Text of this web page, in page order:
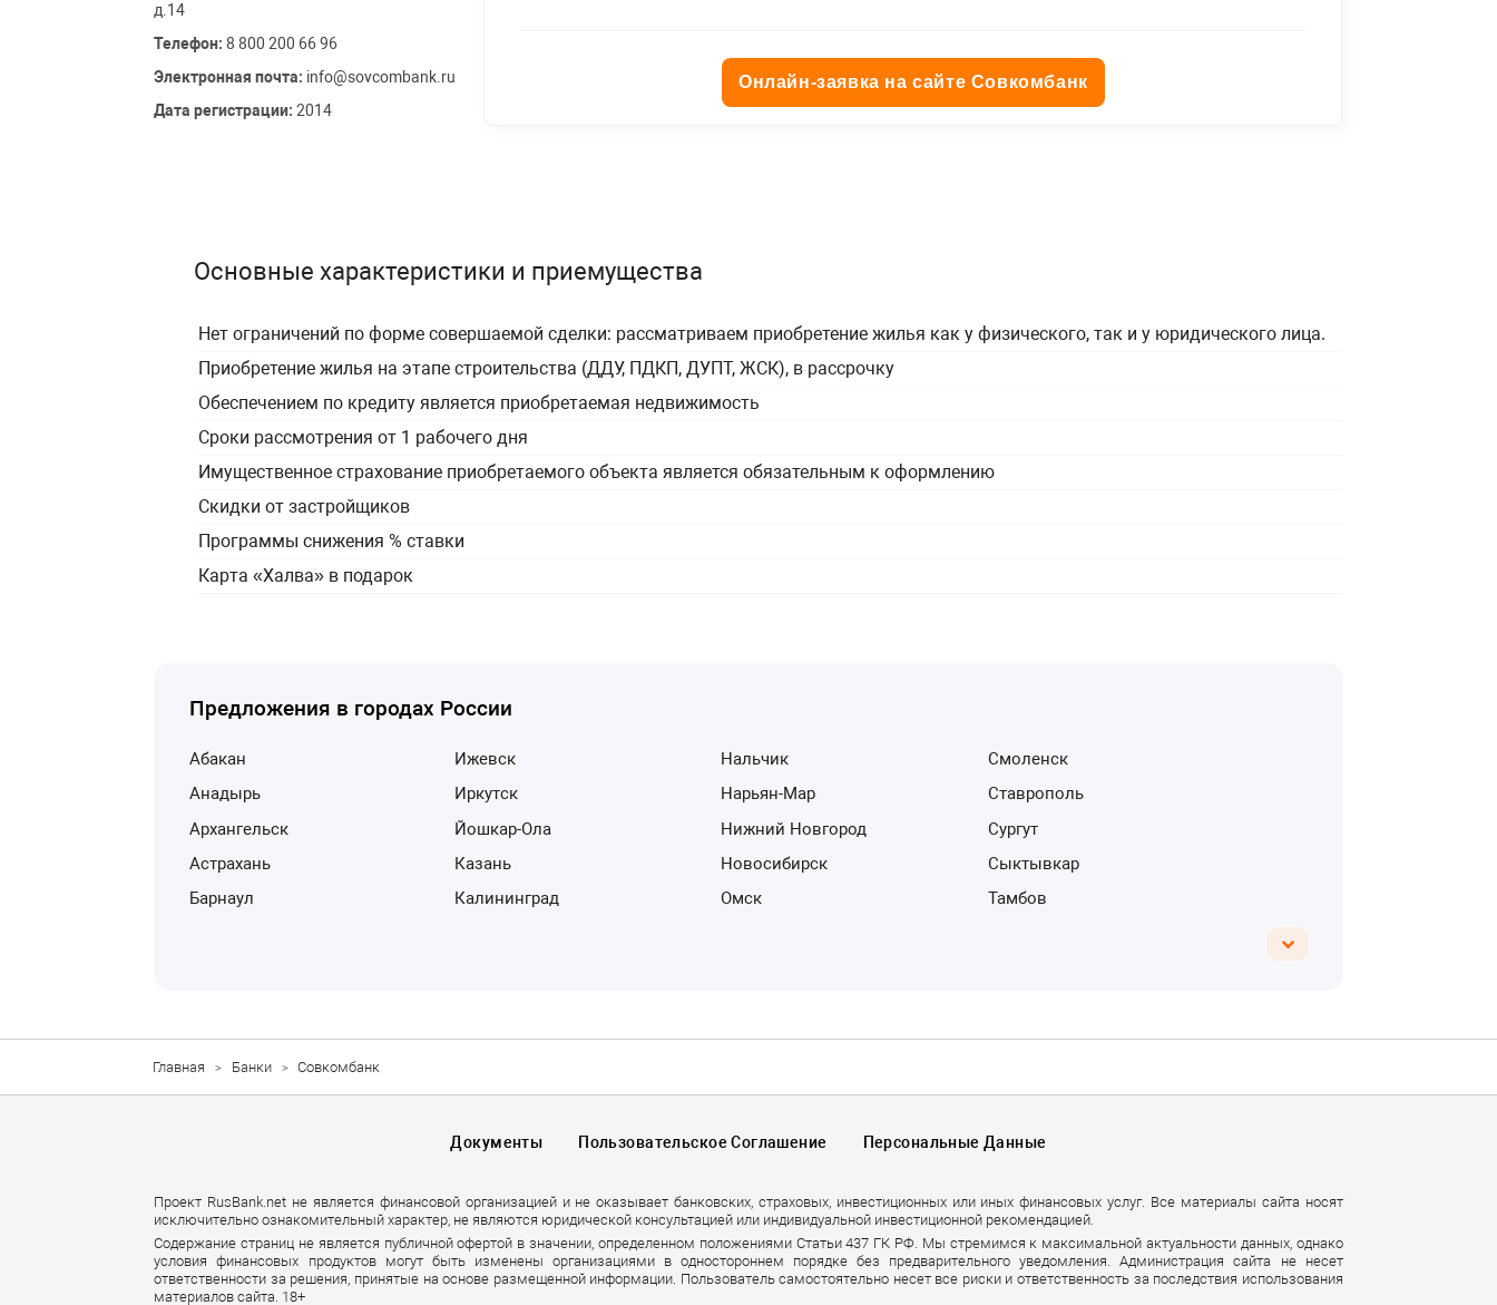
д.14
Телефон: 8 800 200 66 96
Электронная почта: info@sovcombank.ru
Дата регистрации: 2014
Онлайн-заявка на сайте Совкомбанк
Основные характеристики и приемущества
Нет ограничений по форме совершаемой сделки: рассматриваем приобретение жилья как у физического, так и у юридического лица.
Приобретение жилья на этапе строительства (ДДУ, ПДКП, ДУПТ, ЖСК), в рассрочку
Обеспечением по кредиту является приобретаемая недвижимость
Сроки рассмотрения от 1 рабочего дня
Имущественное страхование приобретаемого объекта является обязательным к оформлению
Скидки от застройщиков
Программы снижения % ставки
Карта «Халва» в подарок
Предложения в городах России
Абакан
Анадырь
Архангельск
Астрахань
Барнаул
Ижевск
Иркутск
Йошкар-Ола
Казань
Калининград
Нальчик
Нарьян-Мар
Нижний Новгород
Новосибирск
Омск
Смоленск
Ставрополь
Сургут
Сыктывкар
Тамбов
Главная Банки Совкомбанк
Документы Пользовательское Соглашение Персональные Данные
Проект RusBank.net не является финансовой организацией и не оказывает банковских, страховых, инвестиционных или иных финансовых услуг. Все материалы сайта носят
исключительно ознакомительный характер, не являются юридической консультацией или индивидуальной инвестиционной рекомендацией.
Содержание страниц не является публичной офертой в значении, определенном положениями Статьи 437 ГК РФ. Мы стремимся к максимальной актуальности данных, однако
условия финансовых продуктов могут быть изменены организациями в одностороннем порядке без предварительного уведомления. Администрация сайта не несет
ответственности за решения, принятые на основе размещенной информации. Пользователь самостоятельно несет все риски и ответственность за последствия использования
материалов сайта. 18+